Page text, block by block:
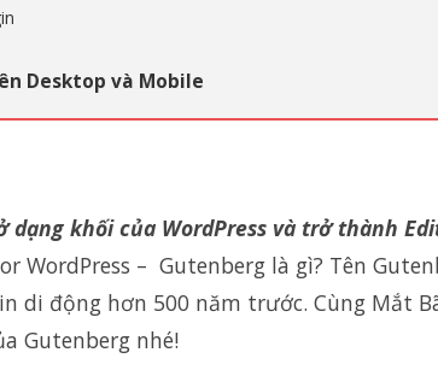
Desktop và Mobile
khối của WordPress và trở thành
WordPress – Gutenberg là gì? Tên
in di động hơn 500 năm trước. Cùng Mắt
Gutenberg nhé!